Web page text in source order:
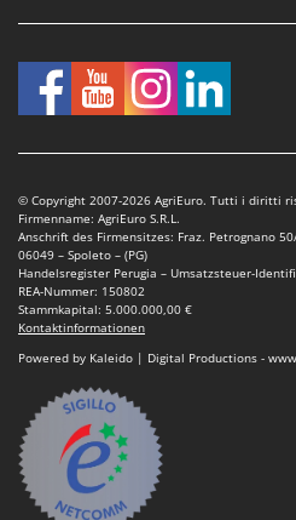
© Copyright 2007-2026 AgriEuro. Tutti i diritti
Firmenname: AgriEuro S.R.L.
Anschrift des Firmensitzes: Fraz. Petrognano
06049 – Spoleto – (PG)
Handelsregister Perugia – Umsatzsteuer-
REA-Nummer: 150802
Stammkapital: 5.000.000,00 €
Kontaktinformationen
Powered by Kaleido | Digital Productions -